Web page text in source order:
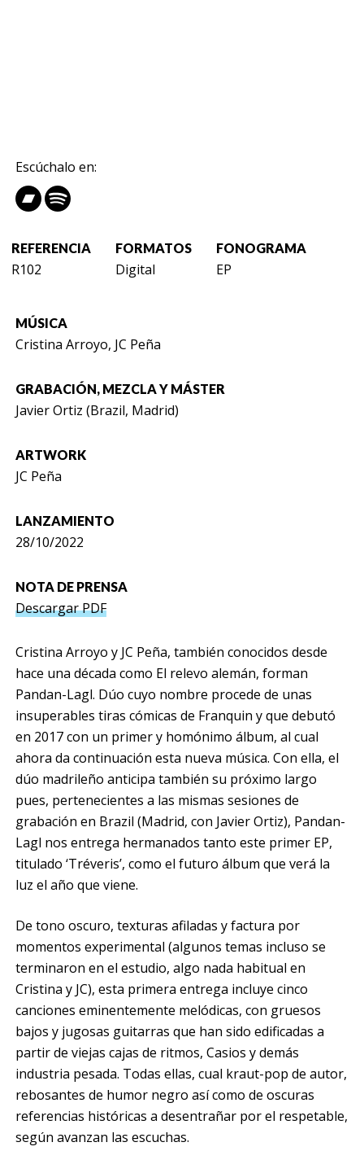
Escúchalo en:
REFERENCIA
R102
FORMATOS
Digital
FONOGRAMA
EP
MÚSICA
Cristina Arroyo, JC Peña
GRABACIÓN, MEZCLA Y MÁSTER
Javier Ortiz (Brazil, Madrid)
ARTWORK
JC Peña
LANZAMIENTO
28/10/2022
NOTA DE PRENSA
Descargar PDF
Cristina Arroyo y JC Peña, también conocidos desde
hace una década como El relevo alemán, forman
Pandan-Lagl. Dúo cuyo nombre procede de unas
insuperables tiras cómicas de Franquin y que debutó
en 2017 con un primer y homónimo álbum, al cual
ahora da continuación esta nueva música. Con ella, el
dúo madrileño anticipa también su próximo largo
pues, pertenecientes a las mismas sesiones de
grabación en Brazil (Madrid, con Javier Ortiz), Pandan-
Lagl nos entrega hermanados tanto este primer EP,
titulado ‘Tréveris’, como el futuro álbum que verá la
luz el año que viene.
De tono oscuro, texturas afiladas y factura por
momentos experimental (algunos temas incluso se
terminaron en el estudio, algo nada habitual en
Cristina y JC), esta primera entrega incluye cinco
canciones eminentemente melódicas, con gruesos
bajos y jugosas guitarras que han sido edificadas a
partir de viejas cajas de ritmos, Casios y demás
industria pesada. Todas ellas, cual kraut-pop de autor,
rebosantes de humor negro así como de oscuras
referencias históricas a desentrañar por el respetable,
según avanzan las escuchas.